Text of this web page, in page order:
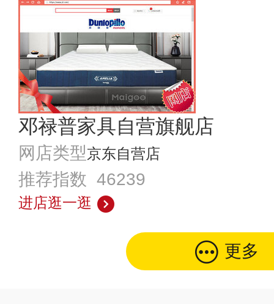
邓禄普家具自营旗舰店
网店类型京东自营店
推荐指数 46239
进店逛一逛
更多